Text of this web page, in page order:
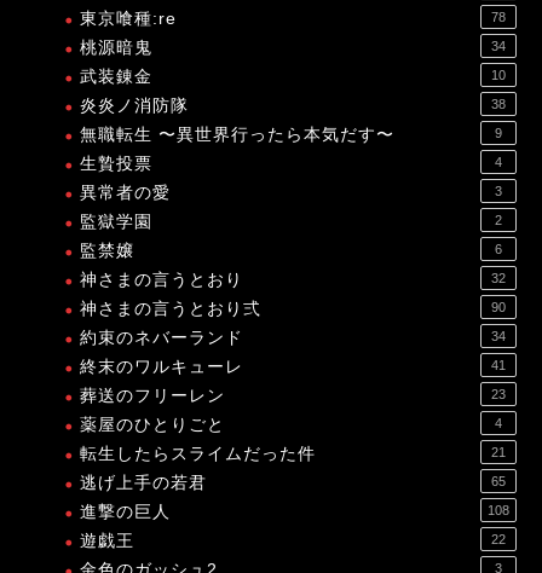
東京喰種:re 78
桃源暗鬼 34
武装錬金 10
炎炎ノ消防隊 38
無職転生 〜異世界行ったら本気だす〜 9
生贄投票 4
異常者の愛 3
監獄学園 2
監禁嬢 6
神さまの言うとおり 32
神さまの言うとおり弍 90
約束のネバーランド 34
終末のワルキューレ 41
葬送のフリーレン 23
薬屋のひとりごと 4
転生したらスライムだった件 21
逃げ上手の若君 65
進撃の巨人 108
遊戯王 22
3